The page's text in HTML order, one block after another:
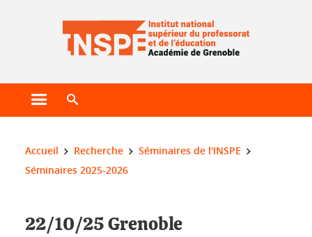
Ouvrir le menu principal
Vous êtes ici :
Accueil Recherche
Séminaires de l'INSPE
Séminaires 2025-2026
22/10/25 Grenoble